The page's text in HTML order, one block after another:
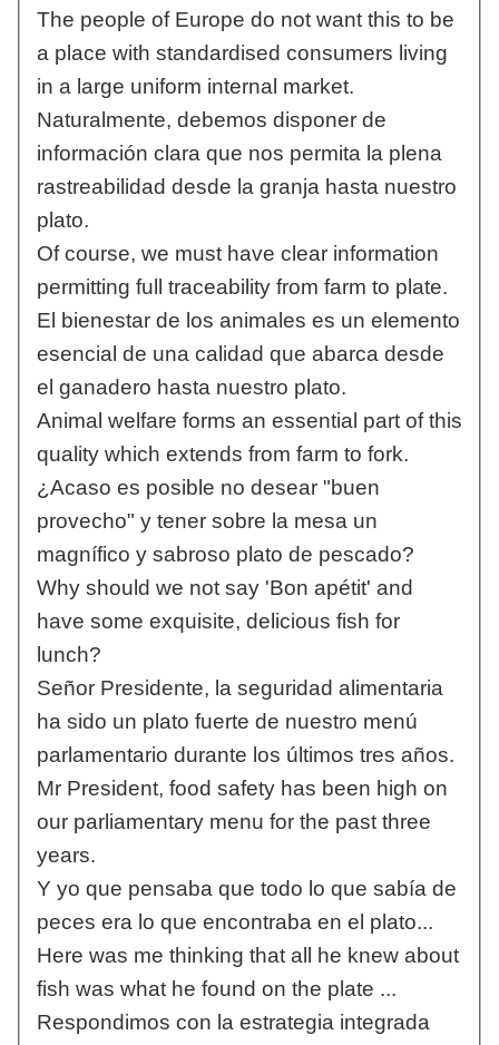
The people of Europe do not want this to be
a place with standardised consumers living
in a large uniform internal market.
Naturalmente, debemos disponer de
información clara que nos permita la plena
rastreabilidad desde la granja hasta nuestro
plato.
Of course, we must have clear information
permitting full traceability from farm to plate.
El bienestar de los animales es un elemento
esencial de una calidad que abarca desde
el ganadero hasta nuestro plato.
Animal welfare forms an essential part of this
quality which extends from farm to fork.
¿Acaso es posible no desear "buen
provecho" y tener sobre la mesa un
magnífico y sabroso plato de pescado?
Why should we not say 'Bon apétit' and
have some exquisite, delicious fish for
lunch?
Señor Presidente, la seguridad alimentaria
ha sido un plato fuerte de nuestro menú
parlamentario durante los últimos tres años.
Mr President, food safety has been high on
our parliamentary menu for the past three
years.
Y yo que pensaba que todo lo que sabía de
peces era lo que encontraba en el plato...
Here was me thinking that all he knew about
fish was what he found on the plate ...
Respondimos con la estrategia integrada